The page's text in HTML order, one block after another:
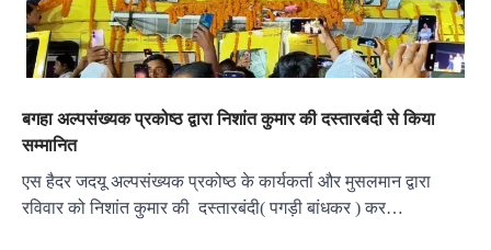
बगहा अल्पसंख्यक प्रकोष्ठ द्वारा निशांत कुमार की दस्तारबंदी से किया
सम्मानित
एस हैदर जदयू अल्पसंख्यक प्रकोष्ठ के कार्यकर्ता और मुसलमान द्वारा
रविवार को निशांत कुमार की दस्तारबंदी( पगड़ी बांधकर ) कर…